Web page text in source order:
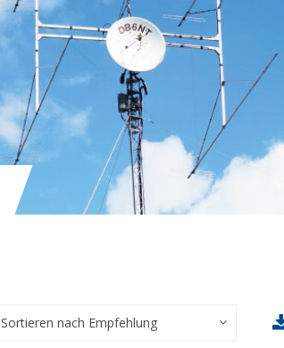
Sortieren nach Empfehlung